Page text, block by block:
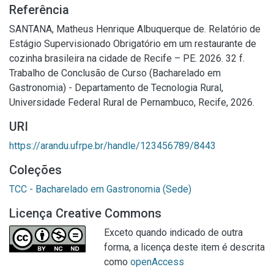
Referência
SANTANA, Matheus Henrique Albuquerque de. Relatório de
Estágio Supervisionado Obrigatório em um restaurante de
cozinha brasileira na cidade de Recife – PE. 2026. 32 f.
Trabalho de Conclusão de Curso (Bacharelado em
Gastronomia) - Departamento de Tecnologia Rural,
Universidade Federal Rural de Pernambuco, Recife, 2026.
URI
https://arandu.ufrpe.br/handle/123456789/8443
Coleções
TCC - Bacharelado em Gastronomia (Sede)
Licença Creative Commons
Exceto quando indicado de outra
forma, a licença deste item é descrita
como openAccess